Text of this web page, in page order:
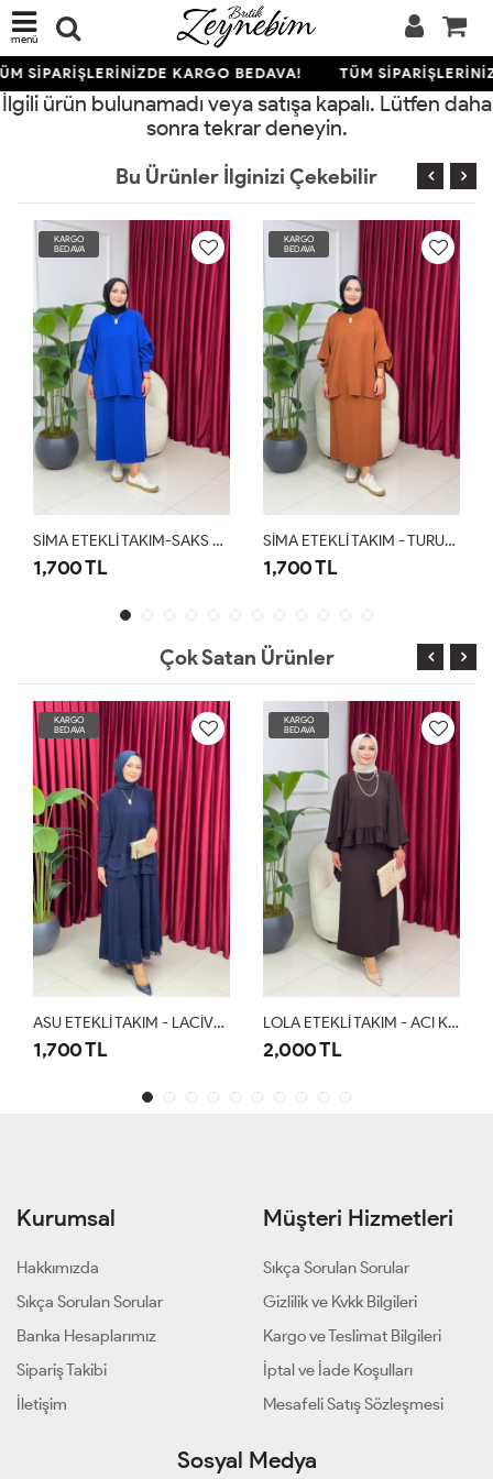
menü
SİPARİŞLERİNİZDE KARGO BEDAVA! TÜM
İlgili ürün bulunamadı veya satışa kapalı. Lütfen daha
sonra tekrar deneyin.
Bu Ürünler İlginizi Çekebilir
SİMA ETEKLİ TAKIM-SAKS MAVİ
KARGO
SİMA ETEKLİ TAKIM - TURUNCU
1,700 TL 2,100 TL
Çok Satan Ürünler
ASU ETEKLİ TAKIM - LACİVERT
KARGO
BEDAVA
LOLA ETEKLİ TAKIM - ACI KAHVE
KARGO
Kurumsal
Hakkımızda
Sıkça Sorulan Sorular
Banka Hesaplarımız
Sipariş Takibi
İletişim
Müşteri Hizmetleri
Sıkça Sorulan Sorular
Gizlilik ve Kvkk Bilgileri
Kargo ve Teslimat Bilgileri
İptal ve İade Koşulları
Mesafeli Satış Sözleşmesi
Sosyal Medya